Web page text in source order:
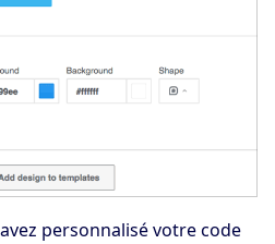
personnalisé votre code